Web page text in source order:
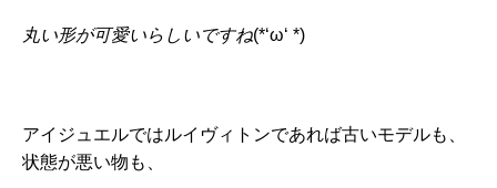
丸い形が可愛いらしいですね(*‘ω‘ *)
アイジュエルではルイヴィトンであれば古いモデルも、
状態が悪い物も、